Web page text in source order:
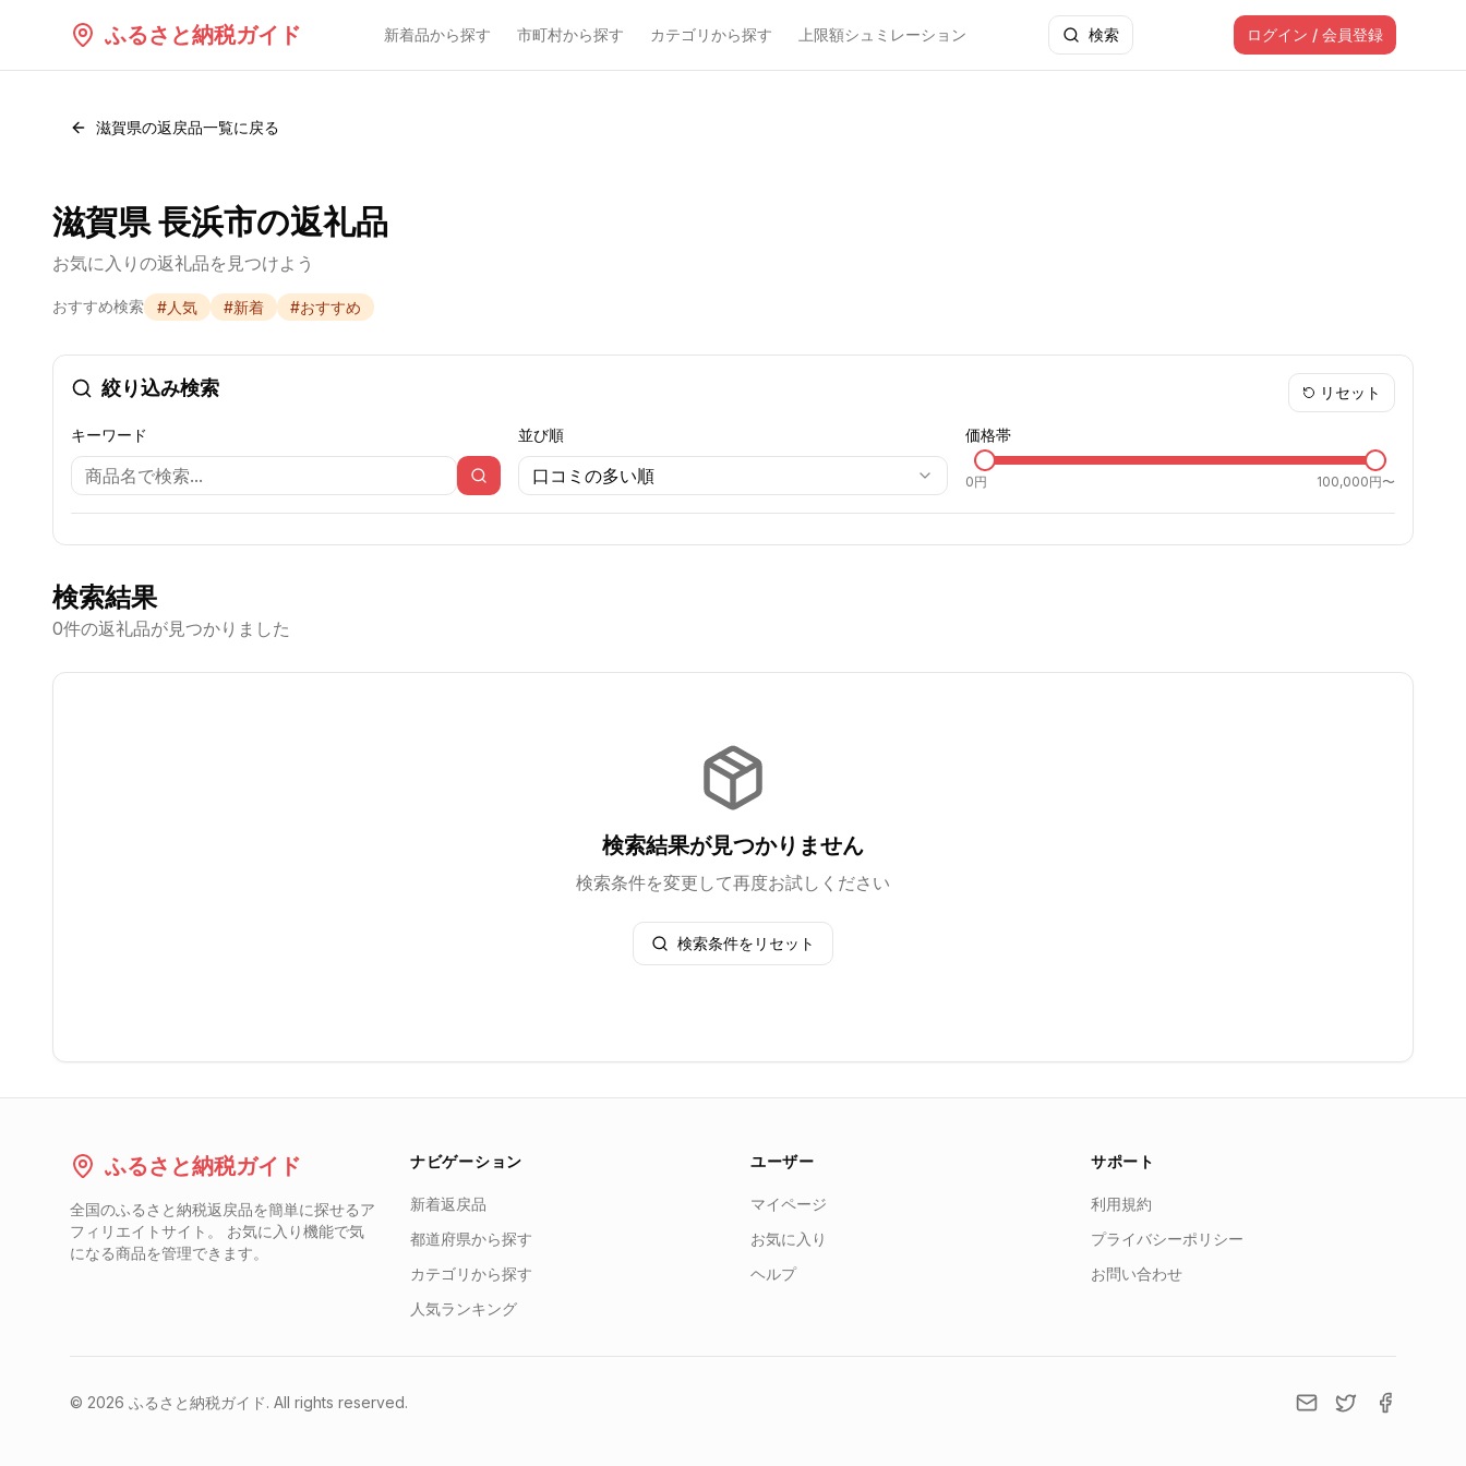
ふるさと納税ガイド 新着品から探す 市町村から探す カテゴリから探す 上限額シュミレーション 検索 ログイン / 会員登録
滋賀県の返戻品一覧に戻る
滋賀県 長浜市の返礼品
お気に入りの返礼品を見つけよう
おすすめ検索 #人気 #新着 #おすすめ
絞り込み検索
キーワード 並び順
口コミの多い順
価格帯
0円 100,000円〜
リセット
検索結果
0件の返礼品が見つかりました
検索結果が見つかりません
検索条件を変更して再度お試しください
検索条件をリセット
ふるさと納税ガイド
全国のふるさと納税返戻品を簡単に探せるア
フィリエイトサイト。 お気に入り機能で気
になる商品を管理できます。
ナビゲーション
新着返戻品
都道府県から探す
カテゴリから探す
人気ランキング
ユーザー
マイページ
お気に入り
ヘルプ
サポート
利用規約
プライバシーポリシー
お問い合わせ
© 2026 ふるさと納税ガイド. All rights reserved.